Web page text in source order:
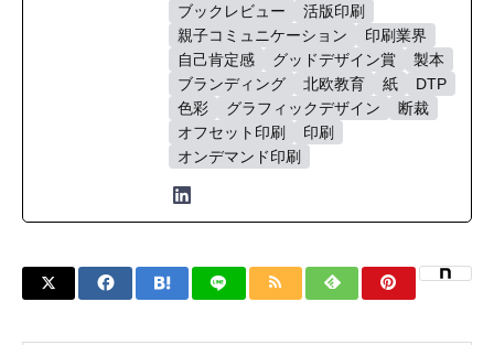
ブックレビュー
活版印刷
親子コミュニケーション
印刷業界
自己肯定感
グッドデザイン賞
製本
ブランディング
北欧教育 紙
DTP
色彩
グラフィックデザイン
断裁
オフセット印刷
印刷
オンデマンド印刷